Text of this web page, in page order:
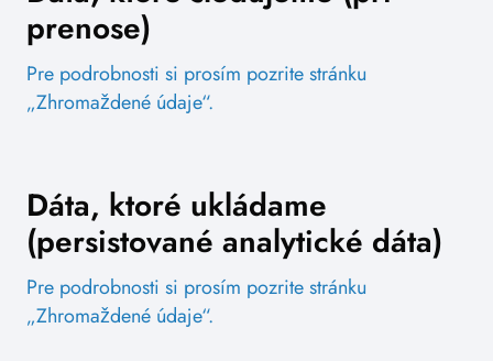
prenose)
Pre podrobnosti si prosím pozrite stránku
„Zhromaždené údaje“.
Dáta, ktoré ukládame
(persistované analytické dáta)
Pre podrobnosti si prosím pozrite stránku
„Zhromaždené údaje“.